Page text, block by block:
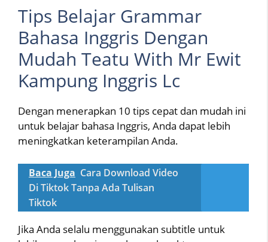
Tips Belajar Grammar
Bahasa Inggris Dengan
Mudah Teatu With Mr Ewit
Kampung Inggris Lc
Dengan menerapkan 10 tips cepat dan mudah ini
untuk belajar bahasa Inggris, Anda dapat lebih
meningkatkan keterampilan Anda.
Baca Juga Cara Download Video
Di Tiktok Tanpa Ada Tulisan
Tiktok
Jika Anda selalu menggunakan subtitle untuk